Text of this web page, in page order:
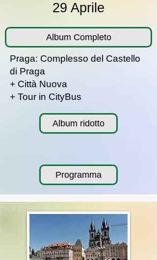
29 Aprile
Album Completo
Praga: Complesso del Castello
di Praga
+ Città Nuova
+ Tour in CityBus
Album ridotto
Programma